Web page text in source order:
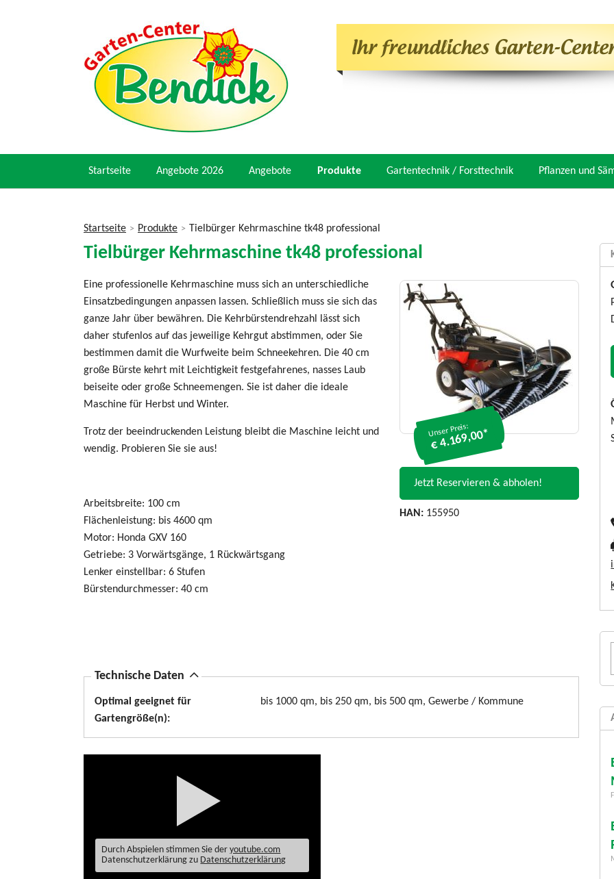
Startseite Angebote 2026 Angebote Produkte Gartentechnik / Forsttechnik Pflanzen und
Sie
sind
Startseite > Produkte > Tielbürger Kehrmaschine tk48 professional
Tielbürger Kehrmaschine tk48 professional
Unser Preis:
€ 4.169,00*
Jetzt Reservieren & abholen!
HAN: 155950
Eine professionelle Kehrmaschine muss sich an unterschiedliche
Einsatzbedingungen anpassen lassen. Schließlich muss sie sich das
ganze Jahr über bewähren. Die Kehrbürstendrehzahl lässt sich
daher stufenlos auf das jeweilige Kehrgut abstimmen, oder Sie
bestimmen damit die Wurfweite beim Schneekehren. Die 40 cm
große Bürste kehrt mit Leichtigkeit festgefahrenes, nasses Laub
beiseite oder große Schneemengen. Sie ist daher die ideale
Maschine für Herbst und Winter.
Trotz der beeindruckenden Leistung bleibt die Maschine leicht und
wendig. Probieren Sie sie aus!
Arbeitsbreite: 100 cm
Flächenleistung: bis 4600 qm
Motor: Honda GXV 160
Getriebe: 3 Vorwärtsgänge, 1 Rückwärtsgang
Lenker einstellbar: 6 Stufen
Bürstendurchmesser: 40 cm
A
u
s
l
Technische Daten
Optimal geeignet für
Gartengröße(n):
bis 1000 qm, bis 250 qm, bis 500 qm, Gewerbe / Kommune
Durch Abspielen stimmen Sie deryoutube.com
Datenschutzerklärung zu Datenschutzerklärung